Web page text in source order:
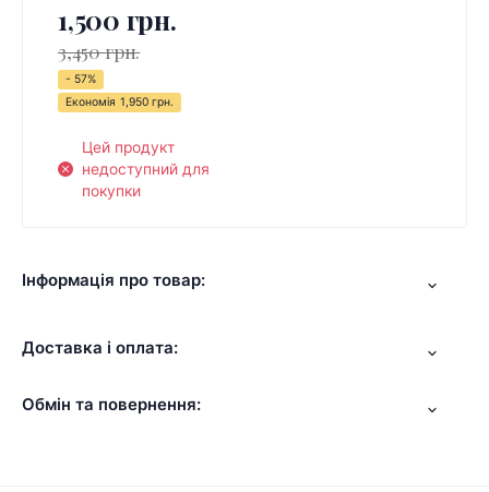
1,500 грн.
3,450 грн.
- 57%
Економія 1,950 грн.
Цей продукт
недоступний для
покупки
Інформація про товар:
Доставка і оплата:
Обмін та повернення: